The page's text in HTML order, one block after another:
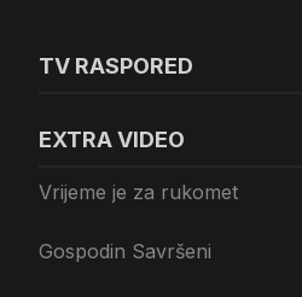
TV RASPORED
EXTRA VIDEO
Vrijeme je za rukomet
Gospodin Savršeni